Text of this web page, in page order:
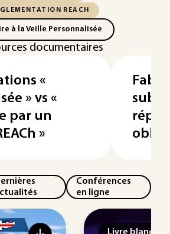
REACH
à la Veille Personnalisée
documentaires
«
» vs «
par un
»
Conférences
en ligne